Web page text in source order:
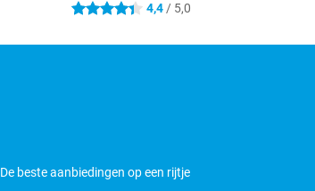
4.4 sterren 4,4 / 5,0
De beste aanbiedingen op een rijtje